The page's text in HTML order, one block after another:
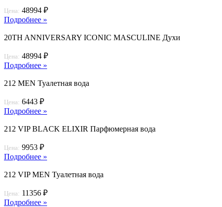
Цена: 48994 ₽
Подробнее »
20TH ANNIVERSARY ICONIC MASCULINE Духи
Цена: 48994 ₽
Подробнее »
212 MEN Туалетная вода
Цена: 6443 ₽
Подробнее »
212 VIP BLACK ELIXIR Парфюмерная вода
Цена: 9953 ₽
Подробнее »
212 VIP MEN Туалетная вода
Цена: 11356 ₽
Подробнее »